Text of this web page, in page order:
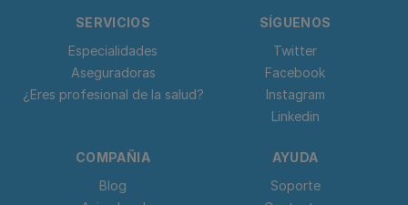
SERVICIOS
Especialidades
Aseguradoras
¿Eres profesional de la salud?
SÍGUENOS
Twitter
Facebook
Instagram
Linkedin
COMPAÑIA
Blog
AYUDA
Soporte